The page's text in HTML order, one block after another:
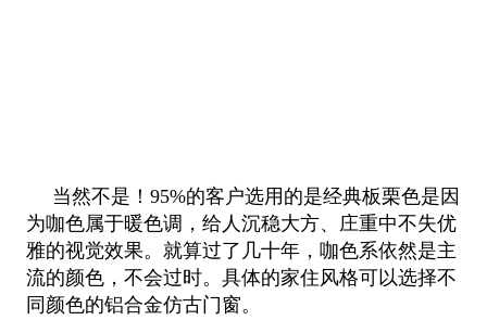
当然不是！95%的客户选用的是经典板栗色是因
为咖色属于暖色调，给人沉稳大方、庄重中不失优
雅的视觉效果。就算过了几十年，咖色系依然是主
流的颜色，不会过时。具体的家住风格可以选择不
同颜色的铝合金仿古门窗。